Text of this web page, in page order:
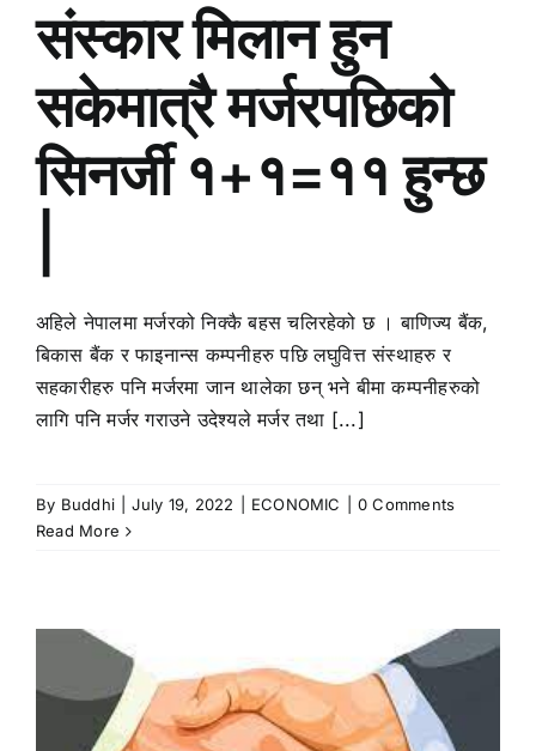
संस्कार मिलान हुन
सकेमात्रै मर्जरपछिको
सिनर्जी १+१=११ हुन्छ
अहिले नेपालमा मर्जरको निक्कै बहस चलिरहेको छ । बाणिज्य बैंक,
बिकास बैंक र फाइनान्स कम्पनीहरु पछि लघुवित्त संस्थाहरु र
सहकारीहरु पनि मर्जरमा जान थालेका छन् भने बीमा कम्पनीहरुको
लागि पनि मर्जर गराउने उदेश्यले मर्जर तथा [...]
By Buddhi July 19, 2022 ECONOMIC
0 Comments
Read More